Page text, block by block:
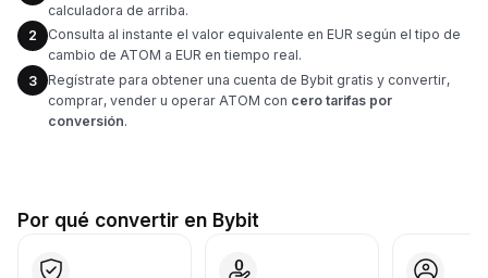
calculadora de arriba.
2
Consulta al instante el valor equivalente en EUR según el tipo de
cambio de ATOM a EUR en tiempo real.
3
Regístrate para obtener una cuenta de Bybit gratis y convertir,
comprar, vender u operar ATOM con cero tarifas por
conversión.
Por qué convertir en Bybit